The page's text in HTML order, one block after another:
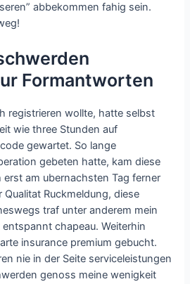
abbekommen fahig sein.
Formantworten
registrieren wollte, hatte selbst
wie three Stunden auf
gewartet. So lange
gebeten hatte, kam diese
am ubernachsten Tag ferner
Ruckmeldung, diese
traf unter anderem mein
chapeau. Weiterhin
insurance premium gebucht.
nie in der Seite serviceleistungen
genoss meine wenigkeit